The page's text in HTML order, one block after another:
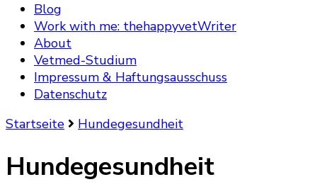
Blog
Work with me: thehappyvetWriter
About
Vetmed-Studium
Impressum & Haftungsausschuss
Datenschutz
Startseite
Hundegesundheit
Hundegesundheit